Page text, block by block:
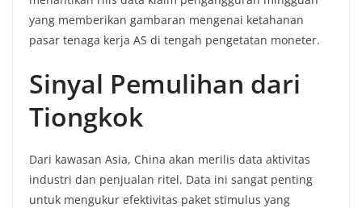
yang memberikan gambaran mengenai ketahanan
pasar tenaga kerja AS di tengah pengetatan moneter.
Sinyal Pemulihan dari
Tiongkok
Dari kawasan Asia, China akan merilis data aktivitas
industri dan penjualan ritel. Data ini sangat penting
untuk mengukur efektivitas paket stimulus yang